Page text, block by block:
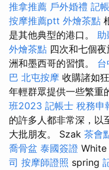
推拿推薦 戶外婚禮 記
按摩推薦ptt 外燴茶點
是其他典型的港口。 助
外燴茶點 四次和七個
洲和墨西哥的習慣。
巴 北屯按摩 收購諸如
年輕群眾提供一些繁重
班2023 記帳士 稅務申
的許多人都非常深，以
大批朋友。 Szak 茶會
喬骨盆 泰國簽證 White
司 按摩師證照 spring